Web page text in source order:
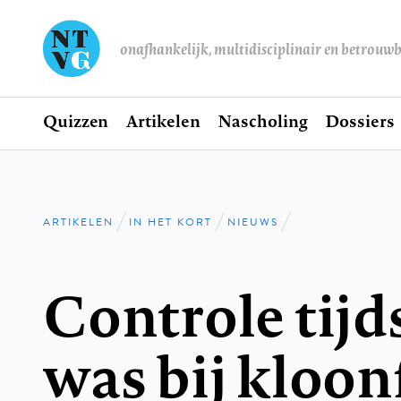
onafhankelijk, multidisciplinair en
Hoofdnavigatie
Home
Quizzen Artikelen Nascholing Dossiers
Kruimelpad
ARTIKELEN IN HET KORT NIEUWS
Controle
was bij